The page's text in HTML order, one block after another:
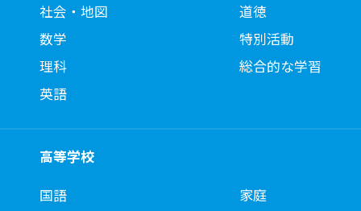
社会・地図
数学
理科
英語
道徳
特別活動
総合的な学習
高等学校
国語
家庭